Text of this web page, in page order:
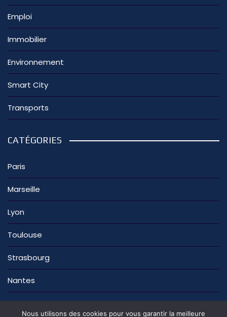
Emploi
Immobilier
Environnement
Smart City
Transports
CATÉGORIES
Paris
Marseille
Lyon
Toulouse
Strasbourg
Nantes
Nous utilisons des cookies pour vous garantir la meilleure